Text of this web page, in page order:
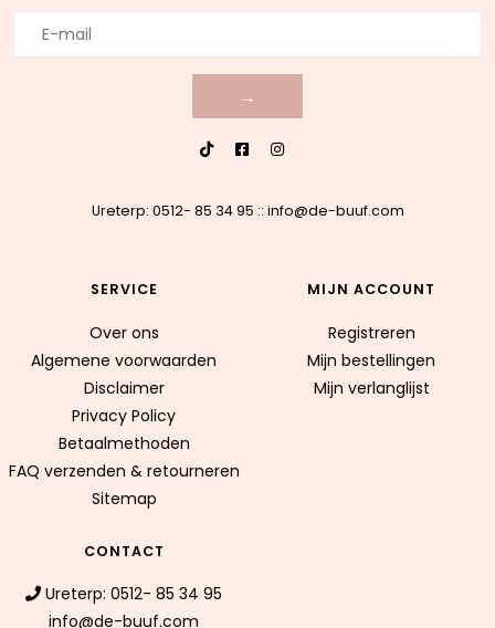
→
Ureterp: 0512- 85 34 95 :: info@de-buuf.com
SERVICE
Over ons
Algemene voorwaarden
Disclaimer
Privacy Policy
Betaalmethoden
FAQ verzenden & retourneren
Sitemap
MIJN ACCOUNT
Registreren
Mijn bestellingen
Mijn verlanglijst
CONTACT
Ureterp: 0512- 85 34 95
info@de-buuf.com